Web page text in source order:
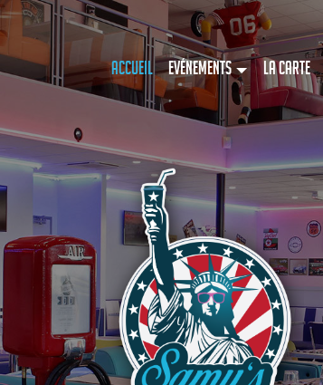
Accueil Evénements La Carte